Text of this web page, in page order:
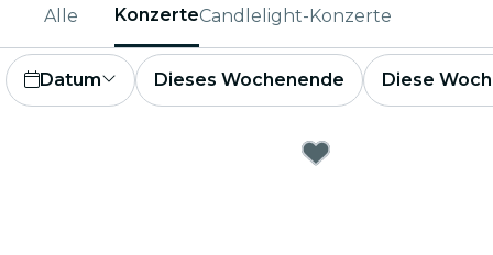
Alle KonzerteCandlelight-Konzerte
Datum Dieses Wochenende Diese